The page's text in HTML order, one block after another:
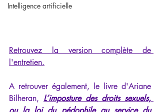
Intelligence artificielle
Retrouvez la version complète de
l'entretien.
A retrouver également, le livre d'Ariane
Bilheran, L’imposture des droits sexuels,